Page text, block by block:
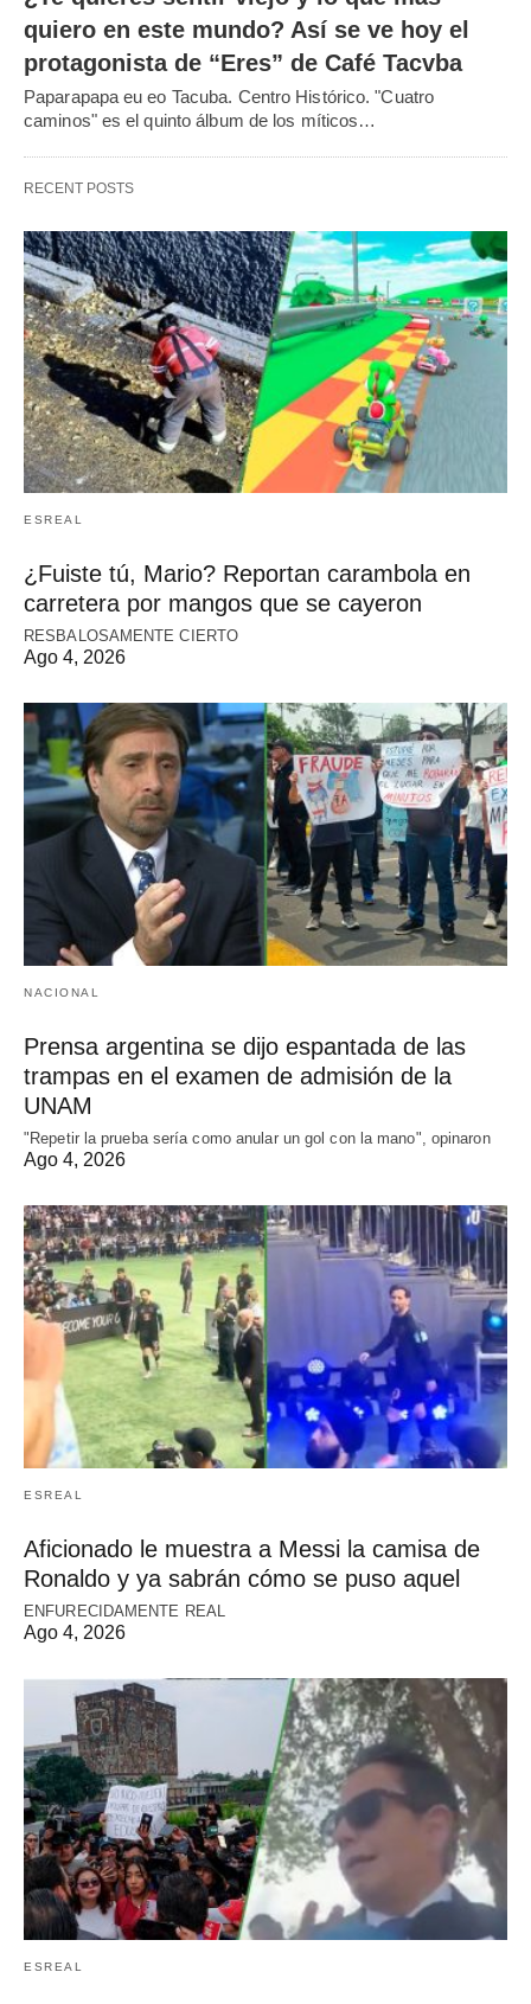
quiero en este mundo? Así se ve hoy el
protagonista de “Eres” de Café Tacvba
Paparapapa eu eo Tacuba. Centro Histórico. "Cuatro
caminos" es el quinto álbum de los míticos…
RECENT POSTS
ESREAL
¿Fuiste tú, Mario? Reportan carambola en
carretera por mangos que se cayeron
RESBALOSAMENTE CIERTO
Ago 4, 2026
NACIONAL
Prensa argentina se dijo espantada de las
trampas en el examen de admisión de la
UNAM
"Repetir la prueba sería como anular un gol con la mano", opinaron
Ago 4, 2026
ESREAL
Aficionado le muestra a Messi la camisa de
Ronaldo y ya sabrán cómo se puso aquel
ENFURECIDAMENTE REAL
Ago 4, 2026
ESREAL